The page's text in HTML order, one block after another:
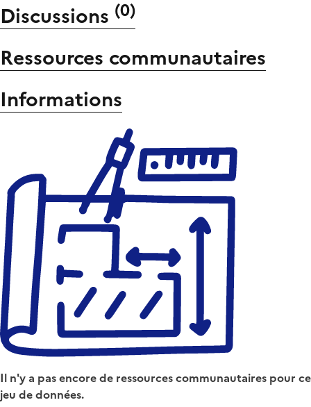
Discussions (0)
Ressources communautaires
Informations
Il n'y a pas encore de ressources communautaires pour ce
jeu de données.